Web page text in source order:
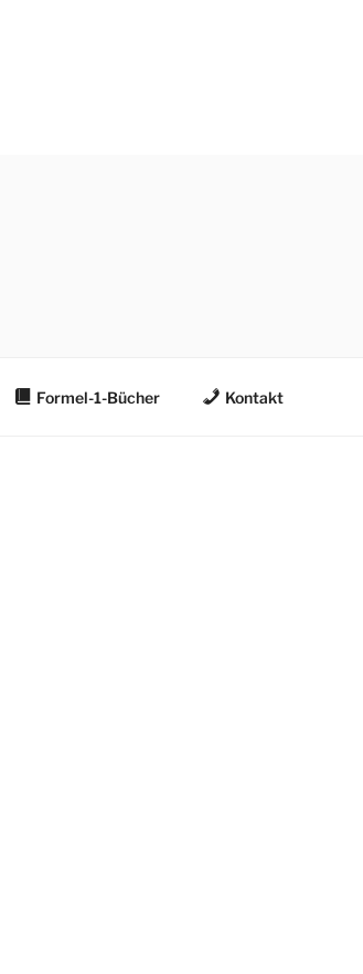
Formel-1-Bücher Kontakt